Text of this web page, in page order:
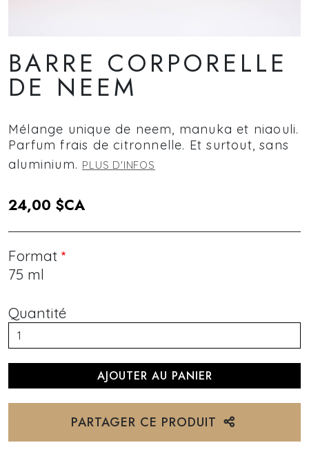
BARRE CORPORELLE
DE NEEM
Mélange unique de neem, manuka et niaouli.
Parfum frais de citronnelle. Et surtout, sans
aluminium. PLUS D'INFOS
24,00 $CA
Format
75 ml
Quantité
PARTAGER CE PRODUIT